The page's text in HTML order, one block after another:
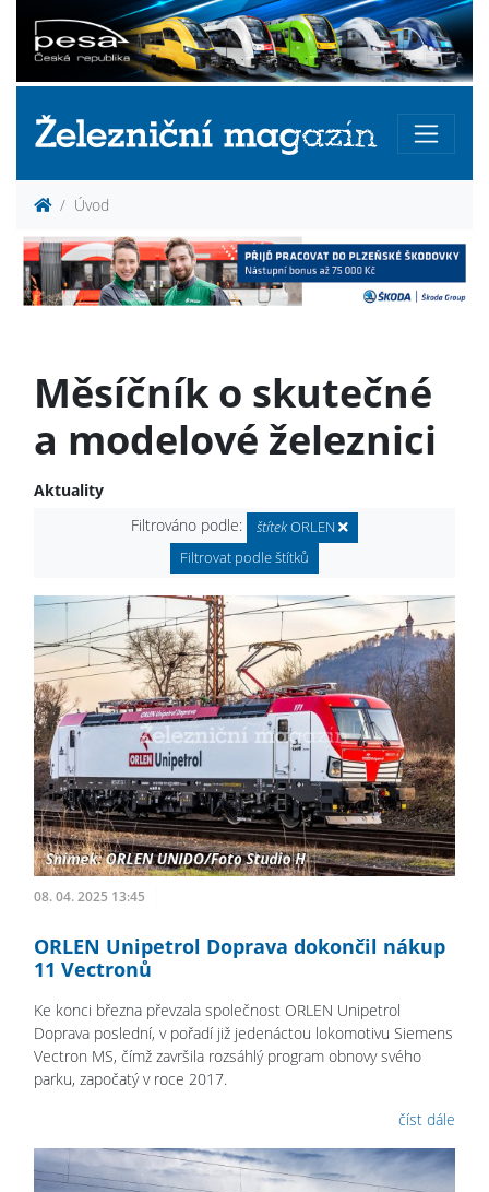
Úvod
Měsíčník o skutečné
a modelové železnici
Aktuality
Filtrováno podle:
štítekORLEN
Filtrovat podle štítků
08. 04. 2025 13:45
ORLEN Unipetrol Doprava dokončil nákup
11 Vectronů
Ke konci března převzala společnost ORLEN Unipetrol
Doprava poslední, v pořadí již jedenáctou lokomotivu Siemens
Vectron MS, čímž završila rozsáhlý program obnovy svého
parku, započatý v roce 2017.
číst dále